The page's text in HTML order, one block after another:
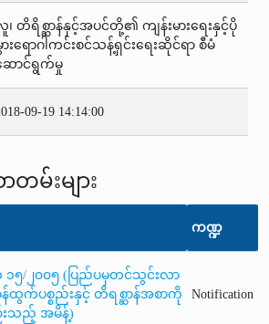
၊ တိရိစ္ဆာန်နှင့်အပင်တို့၏ ကျန်းမားရေးနှင့်ပို
ားရောဂါကင်းစင်သန့်ရှင်းရေးဆိုင်ရာ စီမံ
ောင်ရွက်မှု
09-19 14:14:00
တမ်းများ
ကဏ္ဍ
၁၅/၂၀၀၅ (ပြည်ပမှတင်သွင်းလာ
န်ထွက်ပစ္စည်းနှင့် တိရစ္ဆာန်အစာကို
ဉ်းသည့် အမိန့်)
Notification